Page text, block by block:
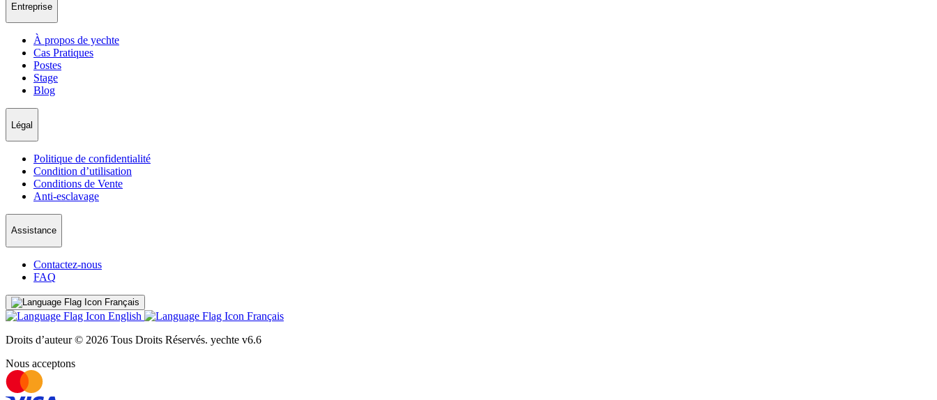
Entreprise
À propos de yechte
Cas Pratiques
Postes
Stage
Blog
Légal
Politique de confidentialité
Condition d’utilisation
Conditions de Vente
Anti-esclavage
Assistance
Contactez-nous
FAQ
Français
English
Français
Droits d’auteur © 2026 Tous Droits Réservés. yechte v6.6
Nous acceptons